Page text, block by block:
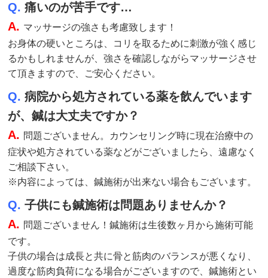
Q.痛いのが苦手です…
A. マッサージの強さも考慮致します！
お身体の硬いところは、コリを取るために刺激が強く感じ
るかもしれませんが、強さを確認しながらマッサージさせ
て頂きますので、ご安心ください。
Q.病院から処方されている薬を飲んでいます
が、鍼は大丈夫ですか？
A. 問題ございません。カウンセリング時に現在治療中の
症状や処方されている薬などがございましたら、遠慮なく
ご相談下さい。
※内容によっては、鍼施術が出来ない場合もございます。
Q.子供にも鍼施術は問題ありませんか？
A. 問題ございません！鍼施術は生後数ヶ月から施術可能
です。
子供の場合は成長と共に骨と筋肉のバランスが悪くなり、
過度な筋肉負荷になる場合がございますので、鍼施術とい